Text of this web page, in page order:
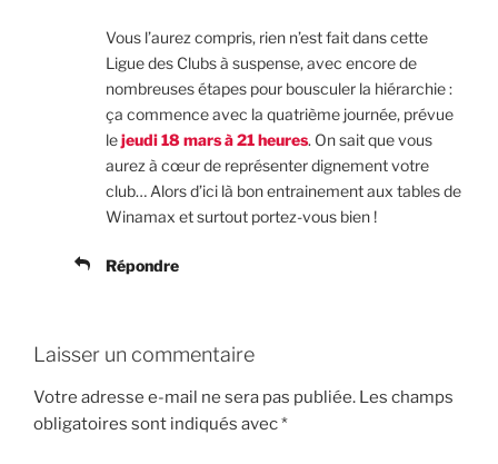
Vous l’aurez compris, rien n’est fait dans cette
Ligue des Clubs à suspense, avec encore de
nombreuses étapes pour bousculer la hiérarchie :
ça commence avec la quatrième journée, prévue
lejeudi 18 mars à 21 heures. On sait que vous
aurez à cœur de représenter dignement votre
club… Alors d’ici là bon entrainement aux tables de
Winamax et surtout portez-vous bien !
Répondre
Laisser un commentaire
Votre adresse e-mail ne sera pas publiée. Les champs
obligatoires sont indiqués avec*